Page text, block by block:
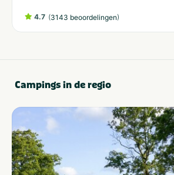
4.7 (3143 beoordelingen)
Campings in de regio